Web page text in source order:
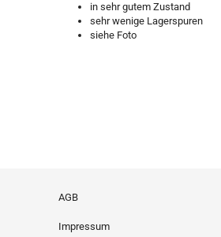
in sehr gutem Zustand
sehr wenige Lagerspuren
siehe Foto
AGB
Impressum